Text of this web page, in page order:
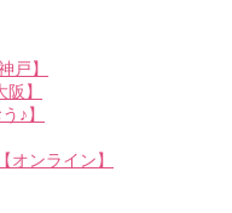
戸】
】
♪】
オンライン】